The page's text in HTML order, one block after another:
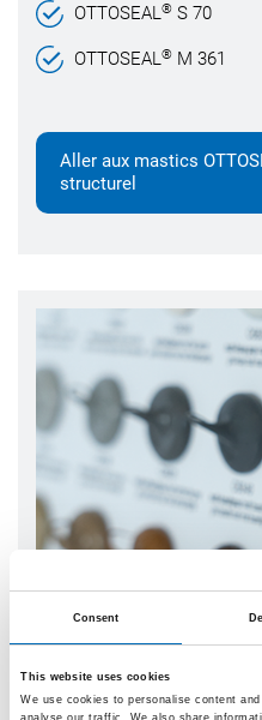
Consent
This website uses cookies
We use cookies to personalise content
OTTOSEAL ® S 70
OTTOSEAL ® M 361
Aller aux mastics
structurel
Les couleurs mates
Depuis de nombreuses